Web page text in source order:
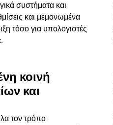
συστήματα και
και μεμονωμένα
τόσο για υπολογιστές
κοινή
και
τον τρόπο